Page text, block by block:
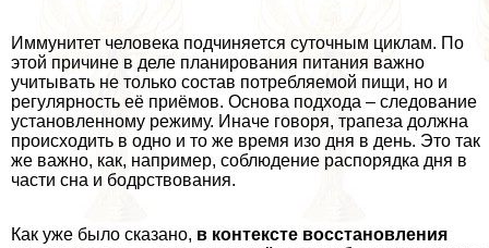
Иммунитет человека подчиняется суточным циклам. По
этой причине в деле планирования питания важно
учитывать не только состав потрeбляемой пищи, но и
регулярность её приёмов. Основа подхода – следование
установленному режиму. Иначе говоря, трапеза должна
происходить в одно и то же время изо дня в день. Это так
же важно, как, например, соблюдение распорядка дня в
части сна и бодрствования.
Как уже было сказано, в контексте восстановления